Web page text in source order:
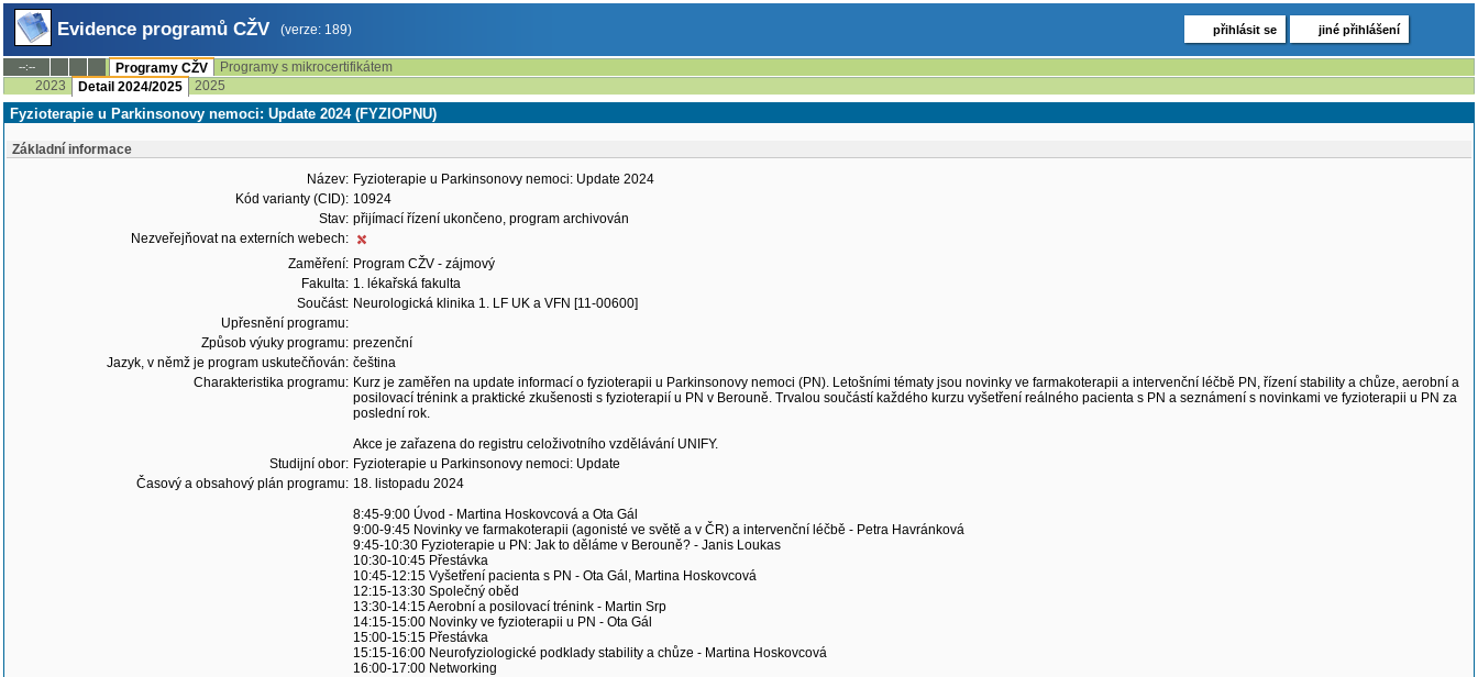
Evidence programů CŽV (verze: 189) přihlásit se jiné přihlášení
--:-- Programy CŽV
Programy s mikrocertifikátem
2023
Detail 2024/2025 2025
Fyzioterapie u Parkinsonovy nemoci: Update 2024 (FYZIOPNU)
Základní informace
Název: Fyzioterapie u Parkinsonovy nemoci: Update 2024
Kód varianty (CID): 10924
Stav: přijímací řízení ukončeno, program archivován
Nezveřejňovat na externích webech:
Zaměření: Program CŽV - zájmový
Fakulta: 1. lékařská fakulta
Součást: Neurologická klinika 1. LF UK a VFN [11-00600]
Upřesnění programu:
Způsob výuky programu: prezenční
Jazyk, v němž je program uskutečňován: čeština
Charakteristika programu: Kurz je zaměřen na update informací o fyzioterapii u Parkinsonovy nemoci (PN). Letošními tématy jsou novinky ve farmakoterapii a intervenční léčbě PN, řízení stability a chůze, aerobní a
posilovací trénink a praktické zkušenosti s fyzioterapií u PN v Berouně. Trvalou součástí každého kurzu vyšetření reálného pacienta s PN a seznámení s novinkami ve fyzioterapii u PN za
poslední rok.
Akce je zařazena do registru celoživotního vzdělávání UNIFY.
Studijní obor: Fyzioterapie u Parkinsonovy nemoci: Update
Časový a obsahový plán programu: 18. listopadu 2024
8:45-9:00 Úvod - Martina Hoskovcová a Ota Gál
9:00-9:45 Novinky ve farmakoterapii (agonisté ve světě a v ČR) a intervenční léčbě - Petra Havránková
9:45-10:30 Fyzioterapie u PN: Jak to děláme v Berouně? - Janis Loukas
10:30-10:45 Přestávka
10:45-12:15 Vyšetření pacienta s PN - Ota Gál, Martina Hoskovcová
12:15-13:30 Společný oběd
13:30-14:15 Aerobní a posilovací trénink - Martin Srp
14:15-15:00 Novinky ve fyzioterapii u PN - Ota Gál
15:00-15:15 Přestávka
15:15-16:00 Neurofyziologické podklady stability a chůze - Martina Hoskovcová
16:00-17:00 Networking